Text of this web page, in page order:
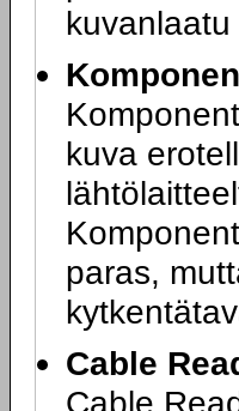
kuva
paras,
Cable
Cable